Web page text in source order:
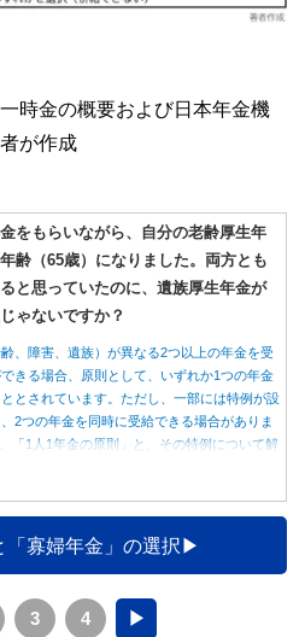
時金の概要および日本年金機
が作成
をもらいながら、自分の老齢厚生年
齢（65歳）になりました。両方とも
と思っていたのに、遺族厚生年金が
ゃないですか？
、障害、遺族）が異なる2つ以上の年金を受
きる場合、原則として、いずれか1つの年金
とされています。ただし、一部には特例が設
2つの年金を同時に受給できる場合がありま
「1人1年金の原則」と、その特例について解
「寡婦年金」の選択
3 4 ▶